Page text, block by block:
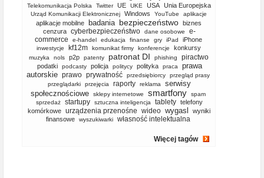
Telekomunikacja Polska Twitter UE UKE USA Unia Europejska
Urząd Komunikacji Elektronicznej Windows YouTube aplikacje
aplikacje mobilne badania bezpieczeństwo biznes
cenzura cyberbezpieczeństwo dane osobowe
e-
commerce
e-handel edukacja finanse gry iPad iPhone
inwestycje kf12m komunikat firmy konferencje konkursy
muzyka nols p2p patenty patronat DI phishing piractwo
podatki podcasty policja politycy polityka praca
prawa
autorskie prawo prywatność przedsiębiorcy
przegląd prasy
przeglądarki
przejęcia raporty reklama
serwisy
społecznościowe
sklepy internetowe smartfony
spam
sprzedaż
startupy sztuczna inteligencja tablety telefony
komórkowe
urządzenia przenośne wideo wygasl
wyniki
finansowe
wyszukiwarki własność intelektualna
Więcej tagów